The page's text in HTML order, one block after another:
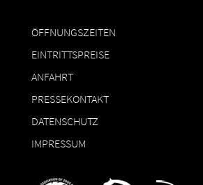
ÖFFNUNGSZEITEN
EINTRITTSPREISE
ANFAHRT
PRESSEKONTAKT
DATENSCHUTZ
IMPRESSUM